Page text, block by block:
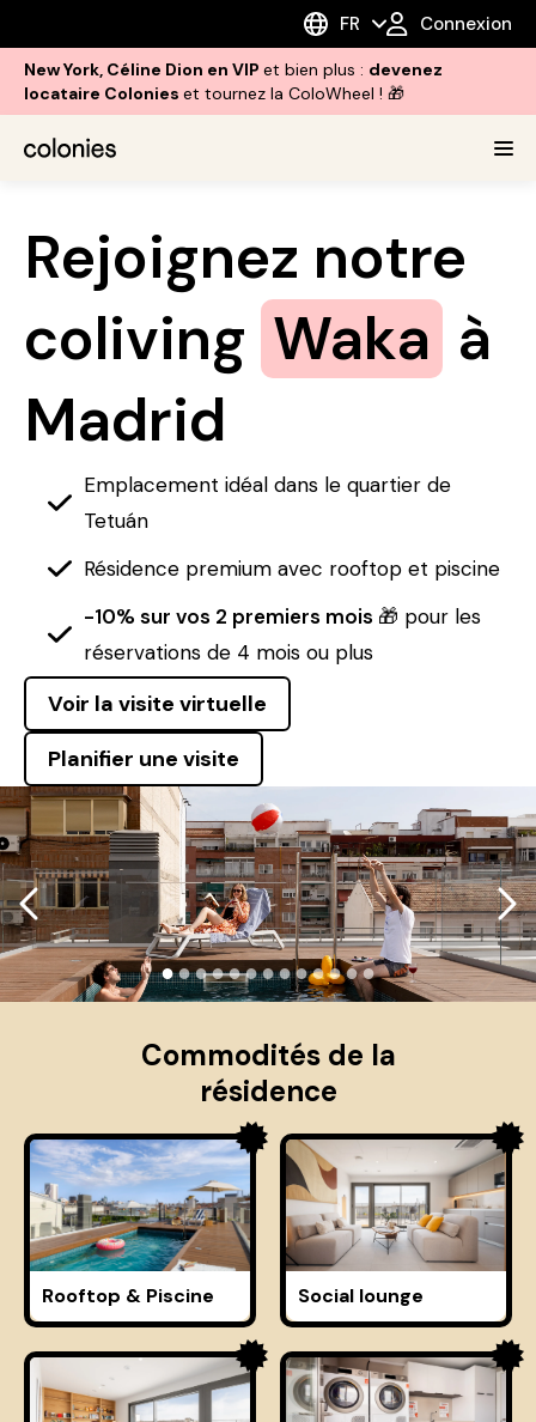
FR Connexion
New York, Céline Dion en VIP et bien plus : devenez
locataire Colonies et tournez la ColoWheel ! 🎁
Rejoignez notre
coliving Waka à
Madrid
Emplacement idéal dans le quartier de
Tetuán
Résidence premium avec rooftop et piscine
-10% sur vos 2 premiers mois 🎁 pour les
réservations de 4 mois ou plus
Voir la visite virtuelle
Planifier une visite
●●●●●●●●●●●●●
Commodités de la
résidence
Rooftop & Piscine Social lounge